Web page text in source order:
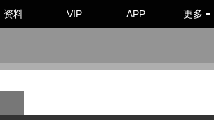
资料 VIP APP 更多